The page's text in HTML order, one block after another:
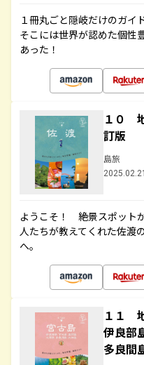
１冊丸ごと隠岐だけのガイ
そこには世界が認めた個性
あった！
１０
訂版
島旅
ようこそ！ 絶景スポット
人たちが教えてくれた佐渡
へ。
１１
伊良
多良